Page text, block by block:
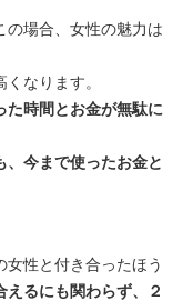
の場合、女性の魅力は
なります。
た時間とお金が無駄に
、今まで使ったお金と
性と付き合ったほう
えるにも関わらず、２